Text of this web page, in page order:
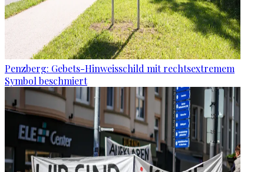
Penzberg: Gebets-Hinweisschild mit rechtsextremem
Symbol beschmiert